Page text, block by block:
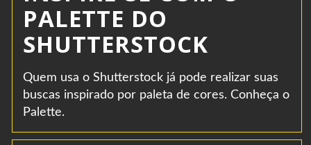
PALETTE DO
SHUTTERSTOCK
Quem usa o Shutterstock já pode realizar suas
buscas inspirado por paleta de cores. Conheça o
Palette.